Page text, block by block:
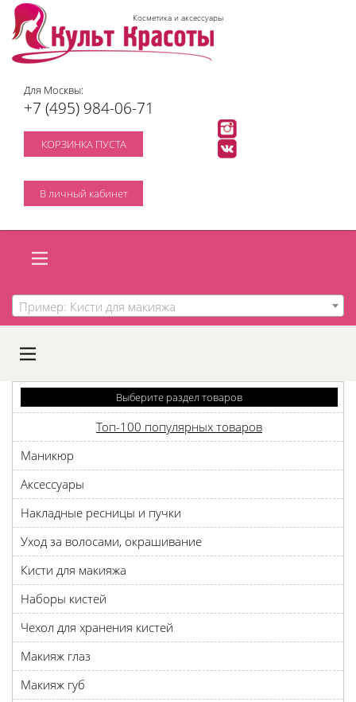
Косметика и аксессуары
Для Москвы:
+7 (495) 984-06-71
КОРЗИНКА ПУСТА
В личный кабинет
Пример: Кисти для макияжа
A
C
D
Выберите раздел товаров
Топ-100 популярных товаров
Маникюр
Аксессуары
Накладные ресницы и пучки
Уход за волосами, окрашивание
Кисти для макияжа
Наборы кистей
Чехол для хранения кистей
Макияж глаз
Макияж губ